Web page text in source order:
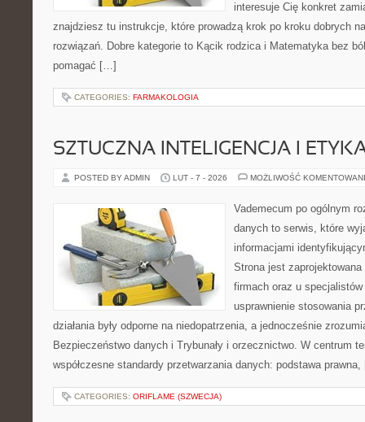
interesuje Cię konkret
znajdziesz tu instrukcje, które prowadzą krok po kroku dobrych
rozwiązań. Dobre kategorie to Kącik rodzica i Matematyka bez
pomagać […]
CATEGORIES: FARMAKOLOGIA
SZTUCZNA INTELIGENCJA I
POSTED BY ADMIN LUT - 7 - 2026 MOŻLIWOŚĆ
Vademecum po ogólnym
danych to serwis, które
informacjami
Strona jest
firmach oraz u
usprawnienie stosowania
działania były odporne na niedopatrzenia, a jednocześnie
Bezpieczeństwo danych i Trybunały i orzecznictwo. W centrum
współczesne standardy przetwarzania danych: podstawa
CATEGORIES: ORIFLAME (SZWECJA)